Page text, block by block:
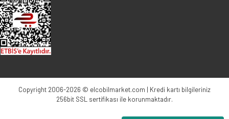
Copyright 2006-2026 © elcobilmarket.com | Kredi kartı bilgileriniz
256bit SSL sertifikası ile korunmaktadır.